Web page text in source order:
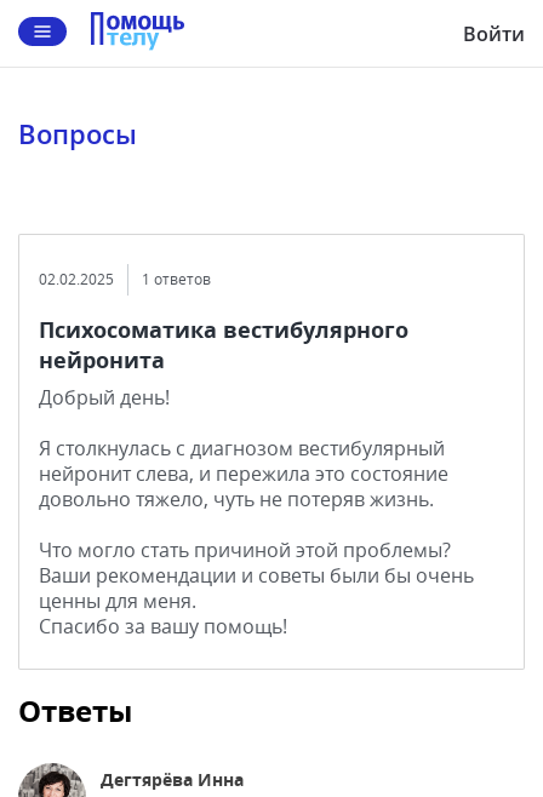
Войти
Вопросы
02.02.2025 1 ответов
Психосоматика вестибулярного
нейронита
Добрый день!
Я столкнулась с диагнозом вестибулярный
нейронит слева, и пережила это состояние
довольно тяжело, чуть не потеряв жизнь.
Что могло стать причиной этой проблемы?
Ваши рекомендации и советы были бы очень
ценны для меня.
Спасибо за вашу помощь!
Ответы
Дегтярёва Инна